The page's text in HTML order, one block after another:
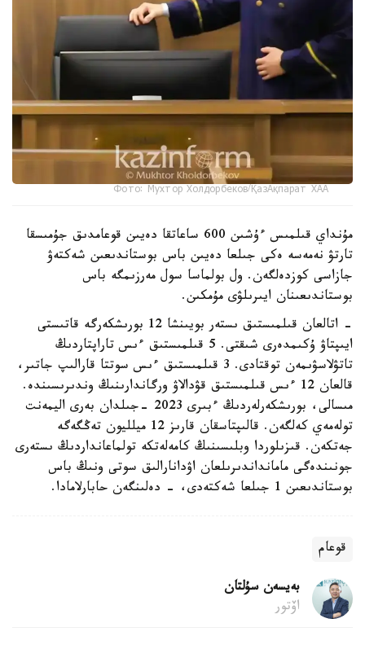
Фото: Мухтор Холдорбеков/ҚазАқпарат ХАА
مۇنداي قىلمىس ءۇشىن 600 ساعاتقا دەيىن قوعامدىق جۇمىسقا
تارتۋ نەمەسە ەكى جىلعا دەيىن باس بوستاندىعىن شەكتەۋ
جازاسى كوزدەلگەن. ول بولماسا سول مەرزىمگە باس
بوستاندىعىنان ايىرىلۋى مۇمكىن.
- اتالعان قىلمىستىق ىستەر بويىنشا 12 بورىشكەرگە قاتىستى
ايىپتاۋ ۇكىمدەرى شىقتى. 5 قىلمىستىق ءىس تاراپتاردىڭ
تاتۋلاسۋىمەن توقتادى. 3 قىلمىستىق ءىس سوتتا قارالىپ جاتىر،
قالعان 12 ءىس قىلمىستىق قۋدالاۋ ورگاندارىنىڭ وندىرىسىندە.
مىسالى، بورىشكەرلەردىڭ ءبىرى 2023 -جىلدان بەرى اليمەنت
تولەمەي كەلگەن. قالىپتاسقان قارىز 12 ميلليون تەڭگەگە
جەتكەن. قىزىلوردا وبلىسىنىڭ كامەلەتكە تولماعانداردىڭ ىستەرى
جونىندەگى مامانداندىرىلعان اۋدانارالىق سوتى ونىڭ باس
بوستاندىعىن 1 جىلعا شەكتەدى، - دەلىنگەن حابارلامادا.
قوعام
بەيسەن سۇلتان
اۆتور